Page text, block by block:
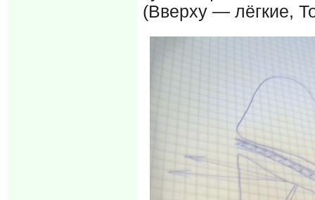
(Вверху — лёгкие,